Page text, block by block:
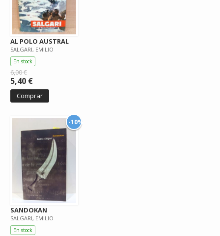
AL POLO AUSTRAL
SALGARI, EMILIO
En stock
6,00 €
5,40 €
Comprar
-10%
SANDOKAN
SALGARI, EMILIO
En stock